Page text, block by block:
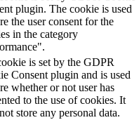
plugin. The cookie is used
the user consent for the
in the category
is set by the GDPR
Consent plugin and is used
whether or not user has
to the use of cookies. It
store any personal data.